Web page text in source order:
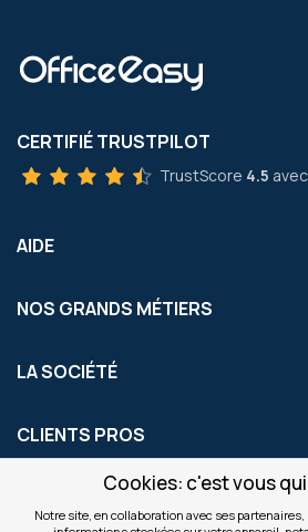
Cookies: c'est vous
Notre site, en collaboration avec ses
CERTIFIÉ TRUSTPILOT
TrustScore 4.5 avec
AIDE
NOS GRANDS MÉTIERS
LA SOCIÉTÉ
CLIENTS PROS
S'INSCRIRE AUX OFFRES